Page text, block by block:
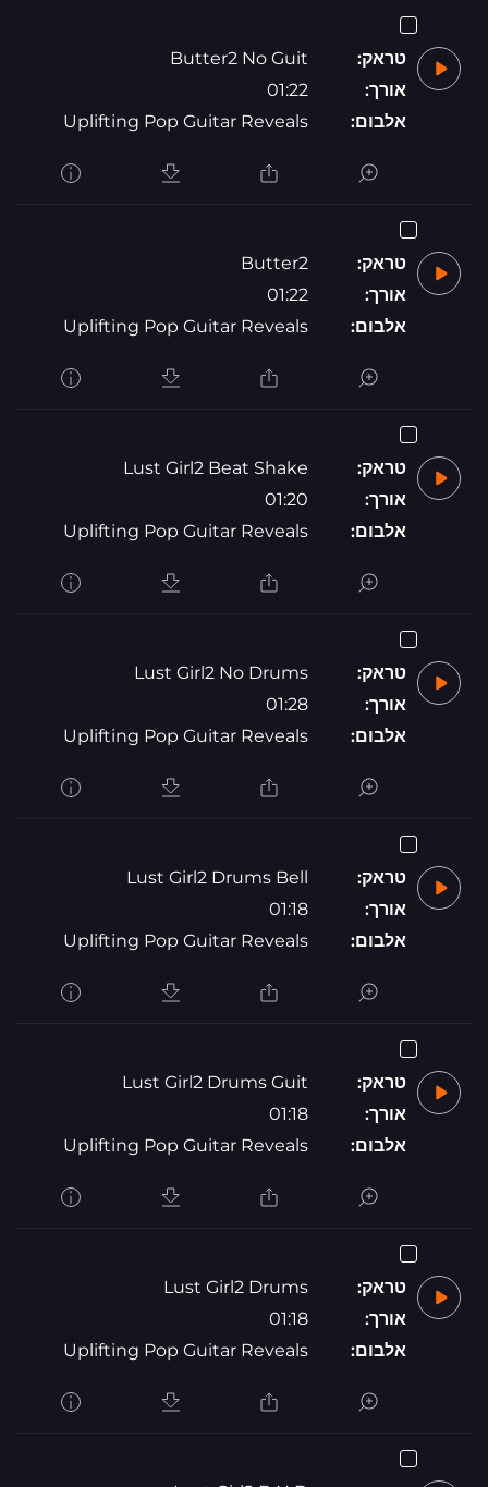
טראק:
Butter2 No Guit
אורך:
01:22
אלבום:
Uplifting Pop Guitar Reveals
טראק:
Butter2
אורך:
01:22
אלבום:
Uplifting Pop Guitar Reveals
טראק:
Lust Girl2 Beat Shake
אורך:
01:20
אלבום:
Uplifting Pop Guitar Reveals
טראק:
Lust Girl2 No Drums
אורך:
01:28
אלבום:
Uplifting Pop Guitar Reveals
טראק:
Lust Girl2 Drums Bell
אורך:
01:18
אלבום:
Uplifting Pop Guitar Reveals
טראק:
Lust Girl2 Drums Guit
אורך:
01:18
אלבום:
Uplifting Pop Guitar Reveals
טראק:
Lust Girl2 Drums
אורך:
01:18
אלבום:
Uplifting Pop Guitar Reveals